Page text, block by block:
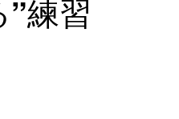
練習